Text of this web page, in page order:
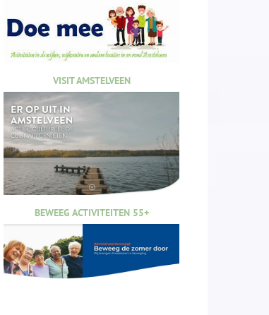
VISIT AMSTELVEEN
BEWEEG ACTIVITEITEN 55+